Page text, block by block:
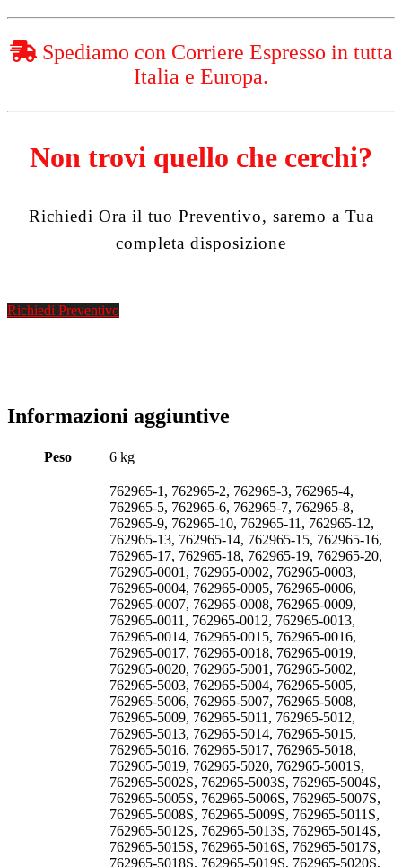
Spediamo con Corriere Espresso in tutta
Italia e Europa.
Non trovi quello che cerchi?
Richiedi Ora il tuo Preventivo, saremo a Tua
completa disposizione
Richiedi Preventivo
Informazioni aggiuntive
Peso 6 kg
762965-1, 762965-2, 762965-3, 762965-4,
762965-5, 762965-6, 762965-7, 762965-8,
762965-9, 762965-10, 762965-11, 762965-12,
762965-13, 762965-14, 762965-15, 762965-16,
762965-17, 762965-18, 762965-19, 762965-20,
762965-0001, 762965-0002, 762965-0003,
762965-0004, 762965-0005, 762965-0006,
762965-0007, 762965-0008, 762965-0009,
762965-0011, 762965-0012, 762965-0013,
762965-0014, 762965-0015, 762965-0016,
762965-0017, 762965-0018, 762965-0019,
762965-0020, 762965-5001, 762965-5002,
762965-5003, 762965-5004, 762965-5005,
762965-5006, 762965-5007, 762965-5008,
762965-5009, 762965-5011, 762965-5012,
762965-5013, 762965-5014, 762965-5015,
762965-5016, 762965-5017, 762965-5018,
762965-5019, 762965-5020, 762965-5001S,
762965-5002S, 762965-5003S, 762965-5004S,
762965-5005S, 762965-5006S, 762965-5007S,
762965-5008S, 762965-5009S, 762965-5011S,
762965-5012S, 762965-5013S, 762965-5014S,
762965-5015S, 762965-5016S, 762965-5017S,
762965-5018S, 762965-5019S, 762965-5020S,